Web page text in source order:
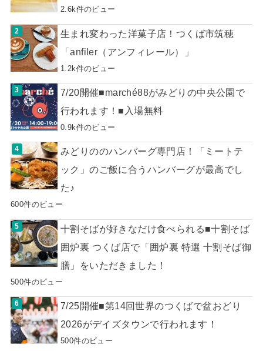
2.6k件のビュー
生まれ変わった洋菓子店！つくば市筑穂
「anfiler（アンフィレール）」
1.2k件のビュー
7/20開催■marché88がみどりの中央公園で
行われます！■入場無料
0.9k件のビュー
みどりののハンバーグ専門店！「ミートテ
ック」のご飯に合うハンバーグが最高でし
た♪
600件のビュー
十割そばが好きなだけ食べられる■十割そば
囲炉裏 つくば店で「囲炉裏 特選 十割そば御
膳」をいただきました！
500件のビュー
7/25開催■第14回世界のつくばで盆おどり
2026がデイズタウンで行われます！
500件のビュー